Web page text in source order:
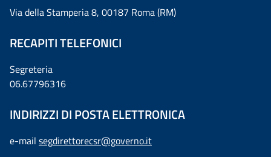
Via della Stamperia 8, 00187 Roma (RM)
RECAPITI TELEFONICI
Segreteria
06.67796316
INDIRIZZI DI POSTA ELETTRONICA
e-mail segdirettorecsr@governo.it